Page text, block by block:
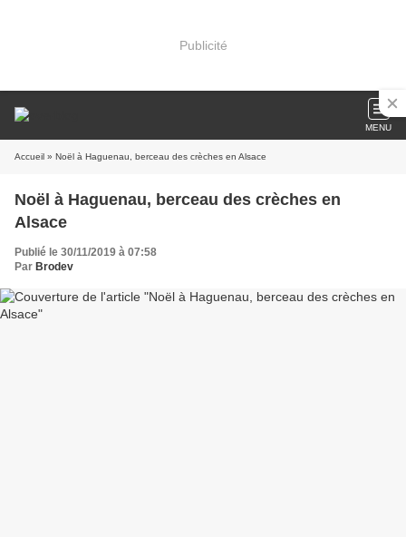
Publicité
MENU
Accueil » Noël à Haguenau, berceau des crèches en Alsace
Noël à Haguenau, berceau des crèches en
Alsace
Publié le 30/11/2019 à 07:58
Par Brodev